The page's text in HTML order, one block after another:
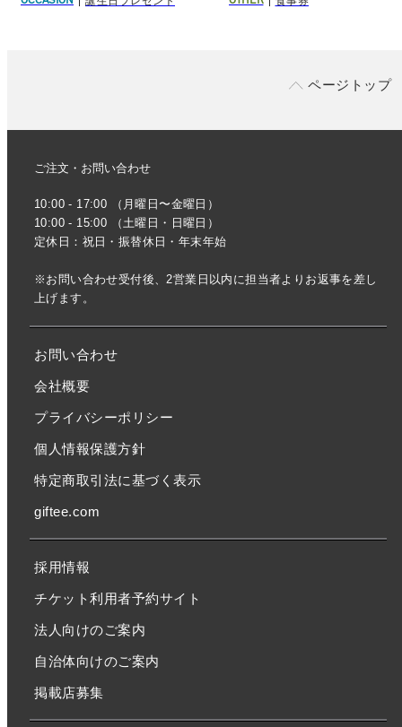
ページトップ
ご注文・お問い合わせ
10:00 - 17:00 （月曜日〜金曜日）
10:00 - 15:00 （土曜日・日曜日）
定休日：祝日・振替休日・年末年始
※お問い合わせ受付後、2営業日以内に担当者よりお返事を差し
上げます。
お問い合わせ
会社概要
プライバシーポリシー
個人情報保護方針
特定商取引法に基づく表示
giftee.com
採用情報
チケット利用者予約サイト
法人向けのご案内
自治体向けのご案内
掲載店募集